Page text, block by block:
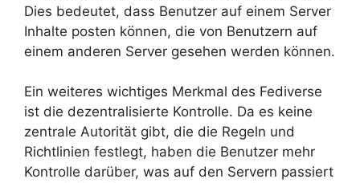
Dies bedeutet, dass Benutzer auf einem Server
Inhalte posten können, die von Benutzern auf
einem anderen Server gesehen werden können.
Ein weiteres wichtiges Merkmal des Fediverse
ist die dezentralisierte Kontrolle. Da es keine
zentrale Autorität gibt, die die Regeln und
Richtlinien festlegt, haben die Benutzer mehr
Kontrolle darüber, was auf den Servern passiert